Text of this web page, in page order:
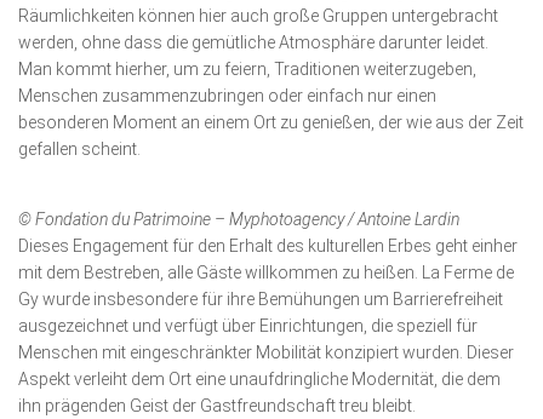
Räumlichkeiten können hier auch große Gruppen untergebracht
werden, ohne dass die gemütliche Atmosphäre darunter leidet.
Man kommt hierher, um zu feiern, Traditionen weiterzugeben,
Menschen zusammenzubringen oder einfach nur einen
besonderen Moment an einem Ort zu genießen, der wie aus der Zeit
gefallen scheint.
© Fondation du Patrimoine – Myphotoagency / Antoine Lardin
Dieses Engagement für den Erhalt des kulturellen Erbes geht einher
mit dem Bestreben, alle Gäste willkommen zu heißen. La Ferme de
Gy wurde insbesondere für ihre Bemühungen um Barrierefreiheit
ausgezeichnet und verfügt über Einrich­tun­gen, die speziell für
Menschen mit eingeschränkter Mobilität konzipiert wurden. Dieser
Aspekt verleiht dem Ort eine unaufdringliche Modernität, die dem
ihn prägenden Geist der Gastfreundschaft treu bleibt.